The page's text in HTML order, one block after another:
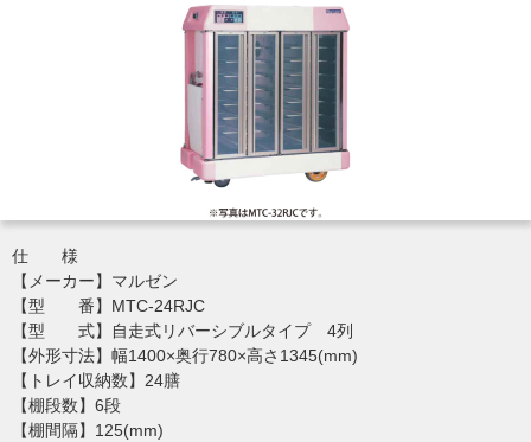
仕 様
【メーカー】マルゼン
【型 番】MTC-24RJC
【型 式】自走式リバーシブルタイプ 4列
【外形寸法】幅1400×奥行780×高さ1345(mm)
【トレイ収納数】24膳
【棚段数】6段
【棚間隔】125(mm)